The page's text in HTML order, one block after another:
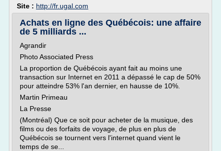
Site : http://fr.ugal.com
Achats en ligne des Québécois: une affaire
de 5 milliards ...
Agrandir
Photo Associated Press
La proportion de Québécois ayant fait au moins une
transaction sur Internet en 2011 a dépassé le cap de 50%
pour atteindre 53% l'an dernier, en hausse de 10%.
Martin Primeau
La Presse
(Montréal) Que ce soit pour acheter de la musique, des
films ou des forfaits de voyage, de plus en plus de
Québécois se tournent vers l'internet quand vient le
temps de se...